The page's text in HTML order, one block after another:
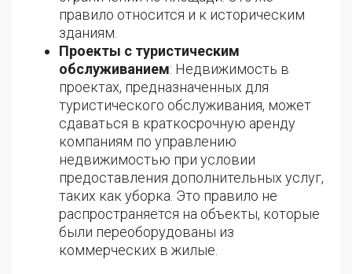
правило относится и к историческим
зданиям.
Проекты с туристическим
обслуживанием: Недвижимость в
проектах, предназначенных для
туристического обслуживания, может
сдаваться в краткосрочную аренду
компаниям по управлению
недвижимостью при условии
предоставления дополнительных услуг,
таких как уборка. Это правило не
распространяется на объекты, которые
были переоборудованы из
коммерческих в жилые.